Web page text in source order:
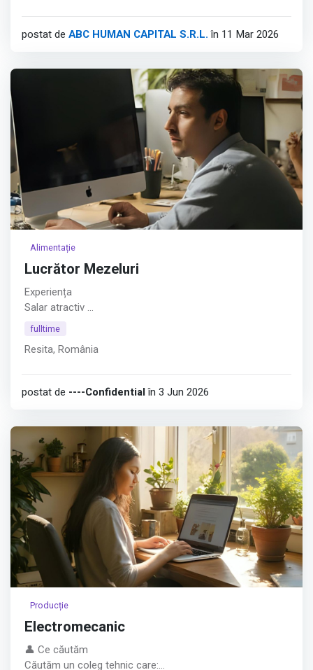
Este un rol cheie în departamentul Financiar-Contabil, cu
impact direct asupra stabilității și conformității
Cerințe:
postat de ABC HUMAN CAPITAL S.R.L. în 11 Mar 2026
Alimentație
Lucrător Mezeluri
Experiența
Salar atractiv
Afișează tot
fulltime
Resita, România
postat de ----Confidentialîn 3 Jun 2026
Producție
Electromecanic
👤 Ce căutăm
Căutăm un coleg tehnic care: